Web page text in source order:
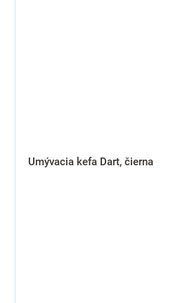
Umývacia kefa Dart, čierna